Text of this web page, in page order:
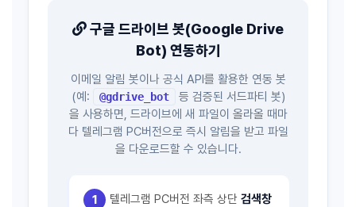
구글 드라이브 봇(Google Drive
Bot) 연동하기
이메일 알림 봇이나 공식 API를 활용한 연동 봇
(예:
@gdrive_bot
등 검증된 서드파티 봇)
을 사용하면, 드라이브에 새 파일이 올라올 때마
다 텔레그램 PC버전으로 즉시 알림을 받고 파일
을 다운로드할 수 있습니다.
1 텔레그램 PC버전 좌측 상단 검색창